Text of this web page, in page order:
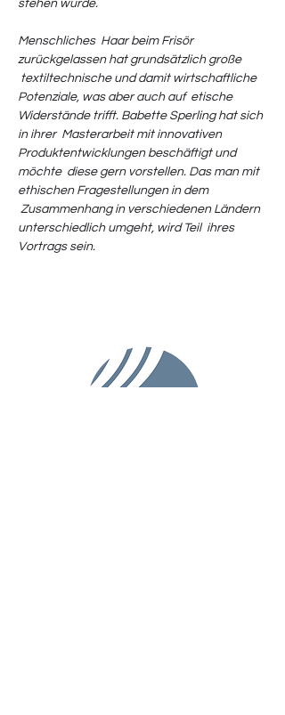
stehen würde.
Menschliches  Haar beim Frisör
zurückgelassen hat grundsätzlich große
textiltechnische und damit wirtschaftliche
Potenziale, was aber auch auf  etische
Widerstände trifft. Babette Sperling hat sich
in ihrer  Masterarbeit mit innovativen
Produktentwicklungen beschäftigt und
möchte  diese gern vorstellen. Das man mit
ethischen Fragestellungen in dem
Zusammenhang in verschiedenen Ländern
unterschiedlich umgeht, wird Teil  ihres
Vortrags sein.